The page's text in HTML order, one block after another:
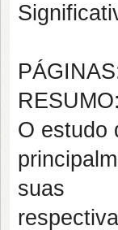
RESUMO:
O estudo
suas